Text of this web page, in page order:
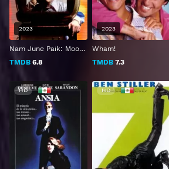
Nam June Paik: Moon Is The Oldest TV
TMDB 6.8
2023
Wham!
TMDB 7.3
2023
HD HD